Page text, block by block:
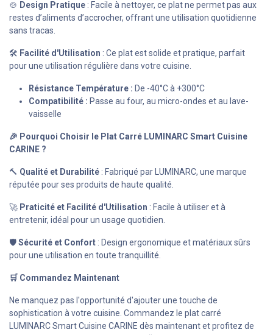
🍲 Design Pratique : Facile à nettoyer, ce plat ne permet pas aux
restes d’aliments d’accrocher, offrant une utilisation quotidienne
sans tracas.
🛠️ Facilité d'Utilisation : Ce plat est solide et pratique, parfait
pour une utilisation régulière dans votre cuisine.
Résistance Température : De -40°C à +300°C
Compatibilité : Passe au four, au micro-ondes et au lave-
vaisselle
🎉 Pourquoi Choisir le Plat Carré LUMINARC Smart Cuisine
CARINE ?
🔨 Qualité et Durabilité : Fabriqué par LUMINARC, une marque
réputée pour ses produits de haute qualité.
🚀 Praticité et Facilité d'Utilisation : Facile à utiliser et à
entretenir, idéal pour un usage quotidien.
🛡️Sécurité et Confort : Design ergonomique et matériaux sûrs
pour une utilisation en toute tranquillité.
🛒 Commandez Maintenant
Ne manquez pas l'opportunité d'ajouter une touche de
sophistication à votre cuisine. Commandez le plat carré
LUMINARC Smart Cuisine CARINE dès maintenant et profitez de